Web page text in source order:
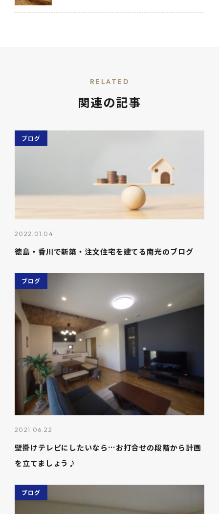
RELATED
関連の記事
ブログ
2022.01.04
徳島・香川で新築・注文住宅を建てる南光のブログ
ブログ
2021.06.22
壁掛けテレビにしたいなら…お打合せの段階から計画
を立てましょう♪
ブログ